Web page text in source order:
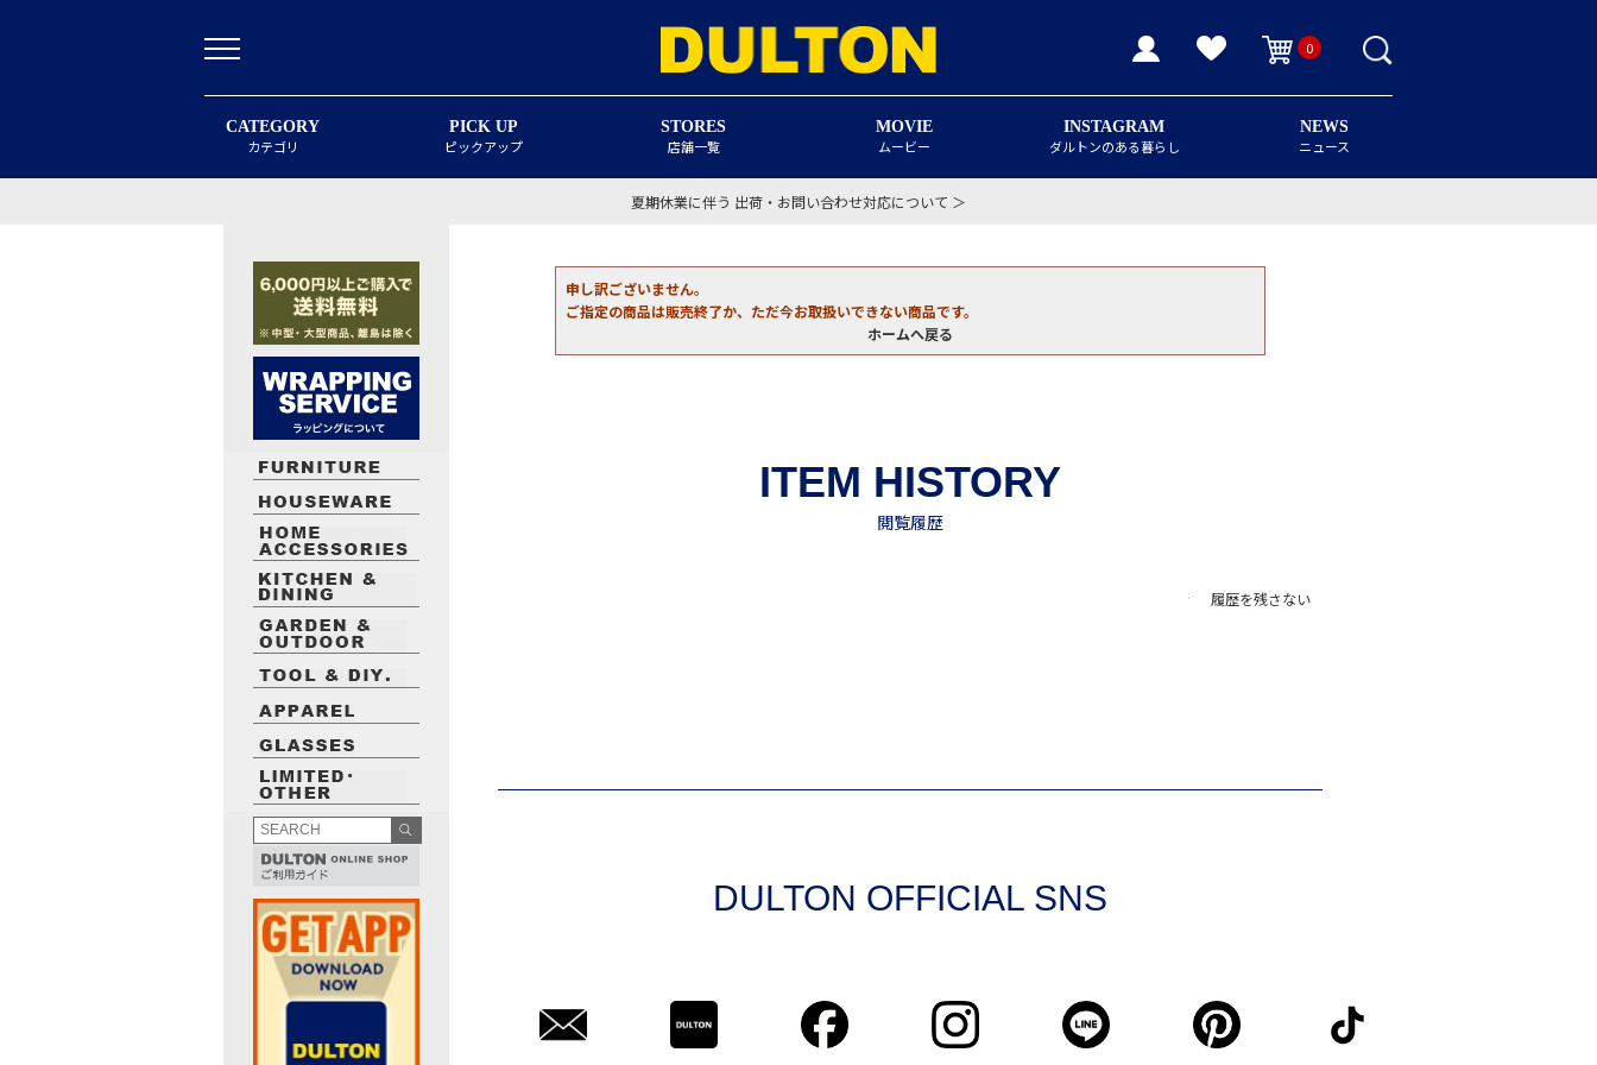
0
CATEGORY
カテゴリ
PICK UP
ピックアップ
STORES
店舗一覧
MOVIE
ムービー
INSTAGRAM
ダルトンのある暮らし
NEWS
ニュース
夏期休業に伴う 出荷・お問い合わせ対応について ＞
申し訳ございません。
ご指定の商品は販売終了か、ただ今お取扱いできない商品です。
ホームへ戻る
履歴を残さない
DULTON OFFICIAL SNS